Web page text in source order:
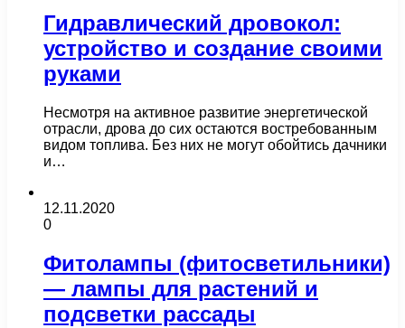
Гидравлический дровокол:
устройство и создание своими
руками
Несмотря на активное развитие энергетической
отрасли, дрова до сих остаются востребованным
видом топлива. Без них не могут обойтись дачники
и…
12.11.2020
0
Фитолампы (фитосветильники)
— лампы для растений и
подсветки рассады